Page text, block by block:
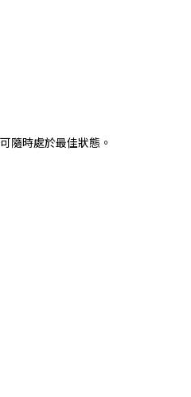
隨時處於最佳狀態。